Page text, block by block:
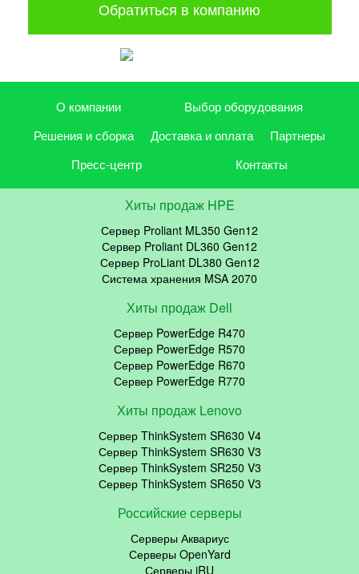
Обратиться в компанию
О компании
Выбор оборудования
Решения и сборка
Доставка и оплата
Партнеры
Пресс-центр
Контакты
Хиты продаж HPE
Сервер Proliant ML350 Gen12
Сервер Proliant DL360 Gen12
Сервер ProLiant DL380 Gen12
Система хранения MSA 2070
Хиты продаж Dell
Сервер PowerEdge R470
Сервер PowerEdge R570
Сервер PowerEdge R670
Сервер PowerEdge R770
Хиты продаж Lenovo
Сервер ThinkSystem SR630 V4
Сервер ThinkSystem SR630 V3
Сервер ThinkSystem SR250 V3
Сервер ThinkSystem SR650 V3
Российские серверы
Серверы Аквариус
Серверы OpenYard
Серверы iRU